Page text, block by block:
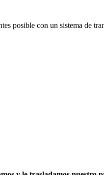
posible con un sistema de